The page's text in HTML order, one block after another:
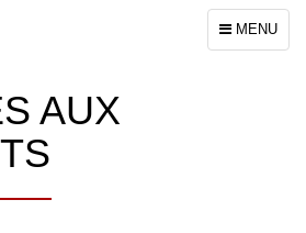
Toggle
navigation
MENU
AUX